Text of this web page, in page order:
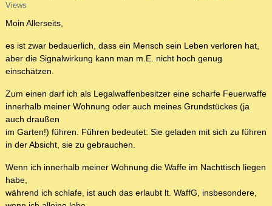
Views
Moin Allerseits,
es ist zwar bedauerlich, dass ein Mensch sein Leben verloren hat,
aber die Signalwirkung kann man m.E. nicht hoch genug
einschätzen.
Zum einen darf ich als Legalwaffenbesitzer eine scharfe Feuerwaffe
innerhalb meiner Wohnung oder auch meines Grundstückes (ja
auch draußen
im Garten!) führen. Führen bedeutet: Sie geladen mit sich zu führen
in der Absicht, sie zu gebrauchen.
Wenn ich innerhalb meiner Wohnung die Waffe im Nachttisch liegen
habe,
während ich schlafe, ist auch das erlaubt lt. WaffG, insbesondere,